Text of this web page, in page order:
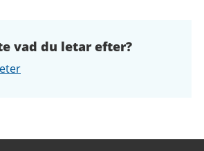
vad du letar efter?